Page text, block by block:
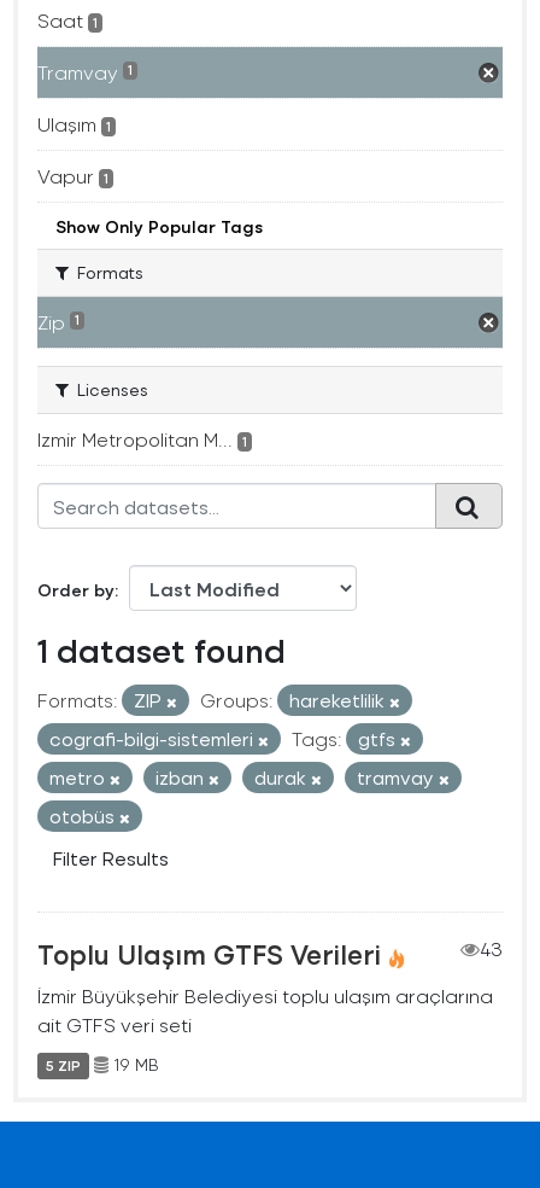
Saat 1
Tramvay 1
Ulaşım 1
Vapur 1
Show Only Popular Tags
Formats
Zip 1
Licenses
Izmir Metropolitan M... 1
Order by
1 dataset found
Formats: ZIP Groups:
hareketlilik
cografi-bilgi-sistemleri
Tags:
gtfs
metro
izban durak
tramvay
otobüs
Filter Results
Toplu Ulaşım GTFS Verileri
43
İzmir Büyükşehir Belediyesi toplu ulaşım araçlarına
ait GTFS veri seti
5 ZIP 19 MB